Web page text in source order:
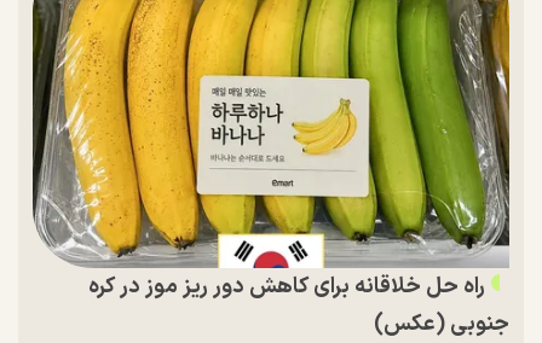
راه حل خلاقانه برای کاهش دور ریز موز در کره
جنوبی (عکس)